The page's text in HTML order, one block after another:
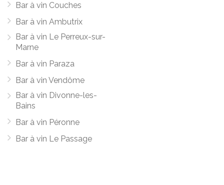
Bar à vin Couches
Bar à vin Ambutrix
Bar à vin Le Perreux-sur-
Marne
Bar à vin Paraza
Bar à vin Vendôme
Bar à vin Divonne-les-
Bains
Bar à vin Péronne
Bar à vin Le Passage